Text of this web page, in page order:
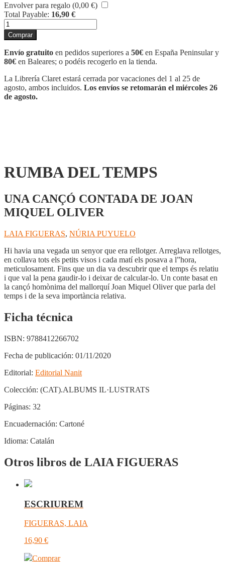
Envolver para regalo (0,00 €)
Total Payable: 16,90 €
RUMBA
DEL
TEMPS
cantidad
Comprar
Envío gratuito en pedidos superiores a 50€ en España Peninsular y
80€ en Baleares; o podéis recogerlo en la tienda.
La Librería Claret estará cerrada por vacaciones del 1 al 25 de
agosto, ambos incluidos. Los envíos se retomarán el miércoles 26
de agosto.
RUMBA DEL TEMPS
UNA CANÇÓ CONTADA DE JOAN
MIQUEL OLIVER
LAIA FIGUERAS, NÚRIA PUYUELO
Hi havia una vegada un senyor que era rellotger. Arreglava rellotges,
en collava tots els petits visos i cada matí els posava a l”hora,
meticulosament. Fins que un dia va descubrir que el temps és relatiu
i que val la pena gaudir-lo i deixar de calcular-lo. Un conte basat en
la cançó homònima del mallorquí Joan Miquel Oliver que parla del
temps i de la seva importància relativa.
Ficha técnica
ISBN: 9788412266702
Fecha de publicación: 01/11/2020
Editorial: Editorial Nanit
Colección: (CAT).ALBUMS IL·LUSTRATS
Páginas: 32
Encuadernación: Cartoné
Idioma: Catalán
Otros libros de LAIA FIGUERAS
ESCRIUREM
FIGUERAS, LAIA
16,90 €
Comprar